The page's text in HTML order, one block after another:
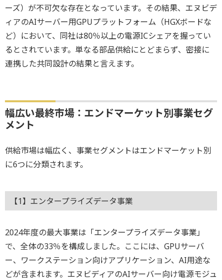
ーズ）が不可欠な存在となっています。その結果、エヌビデ
ィアのAIサーバー用GPUプラットフォーム（HGXボードな
ど）において、同社は80％以上の電源ICシェアを握ってい
るとされています。単なる部品供給にとどまらず、密接に
連携した共同設計の結果と言えます。
幅広い最終市場：エンドマーケット別事業セグ
メント
供給市場は幅広く、事業セグメントはエンドマーケット別
に6つに分類されます。
【1】エンタープライズデータ事業
2024年度の最大事業は「エンタープライズデータ事業」
で、全体の33％を構成しました。ここには、GPUサーバ
ー、ワークステーション向けアプリケーション、AI用途な
どが含まれます。エヌビディアのAIサーバー向け電源モジュ